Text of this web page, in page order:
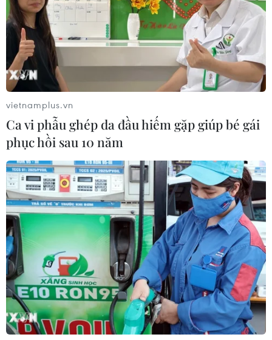
vietnamplus.vn
Ca vi phẫu ghép da đầu hiếm gặp giúp bé gái
phục hồi sau 10 năm